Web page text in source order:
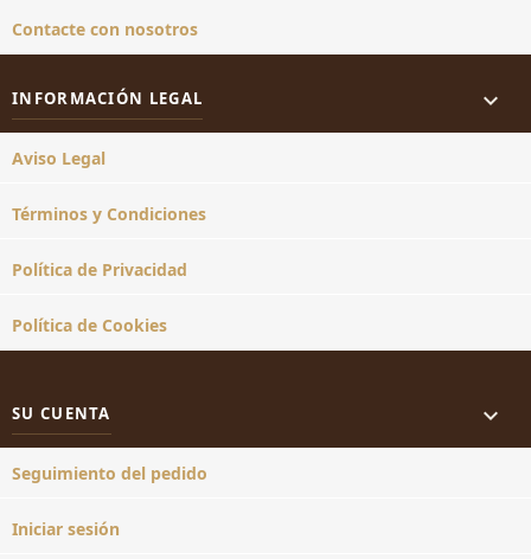
Contacte con nosotros
INFORMACIÓN LEGAL 
Aviso Legal
Términos y Condiciones
Política de Privacidad
Política de Cookies
SU CUENTA 
Seguimiento del pedido
Iniciar sesión